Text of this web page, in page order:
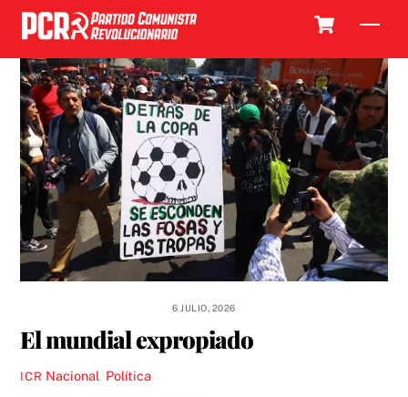
Skip
content
6 JULIO, 2026
El mundial expropiado
ICR Nacional Política